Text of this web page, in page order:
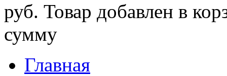
руб. Товар добавлен в
сумму
Главная